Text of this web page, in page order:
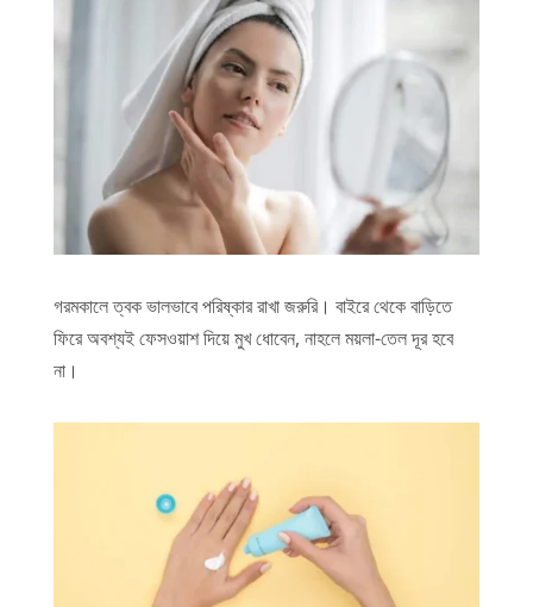
গরমকালে ত্বক ভালভাবে পরিষ্কার রাখা জরুরি। বাইরে থেকে বাড়িতে
ফিরে অবশ্যই ফেসওয়াশ দিয়ে মুখ ধোবেন, নাহলে ময়লা-তেল দূর হবে
না।